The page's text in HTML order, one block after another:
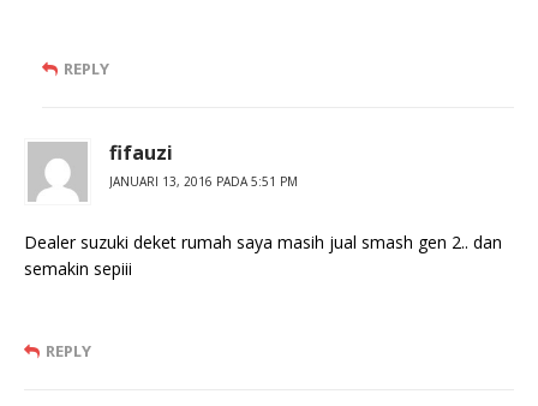
REPLY
fifauzi
JANUARI 13, 2016 PADA 5:51 PM
Dealer suzuki deket rumah saya masih jual smash gen 2.. dan
semakin sepiii
REPLY